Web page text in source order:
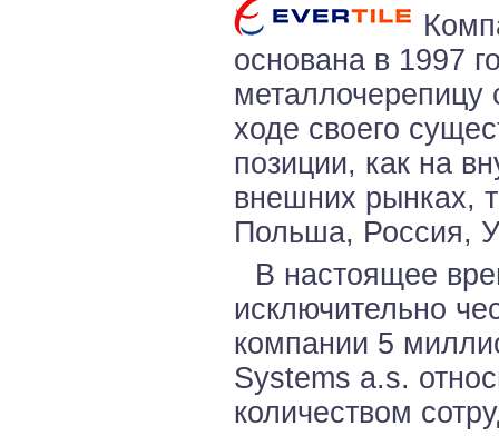
основана в 1997
металлочерепицу
ходе своего
позиции, как на
внешних рынках,
Польша, Россия,
В настоящее
исключительно
компании 5
Systems a.s.
количеством